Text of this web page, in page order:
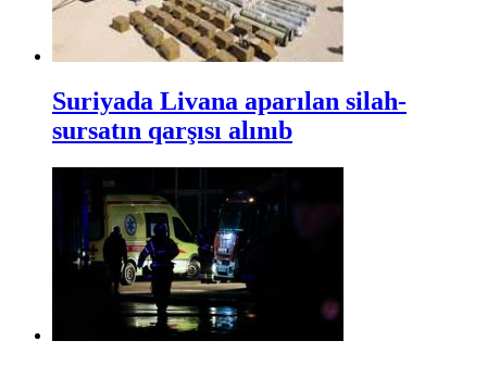
Suriyada Livana aparılan silah-
sursatın qarşısı alınıb